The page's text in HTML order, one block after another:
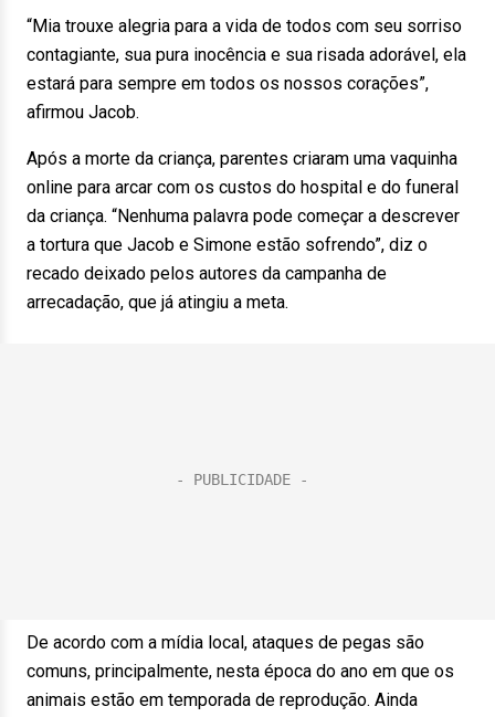
“Mia trouxe alegria para a vida de todos com seu sorriso
contagiante, sua pura inocência e sua risada adorável, ela
estará para sempre em todos os nossos corações”,
afirmou Jacob.
Após a morte da criança, parentes criaram uma vaquinha
online para arcar com os custos do hospital e do funeral
da criança. “Nenhuma palavra pode começar a descrever
a tortura que Jacob e Simone estão sofrendo”, diz o
recado deixado pelos autores da campanha de
arrecadação, que já atingiu a meta.
De acordo com a mídia local, ataques de pegas são
comuns, principalmente, nesta época do ano em que os
animais estão em temporada de reprodução. Ainda